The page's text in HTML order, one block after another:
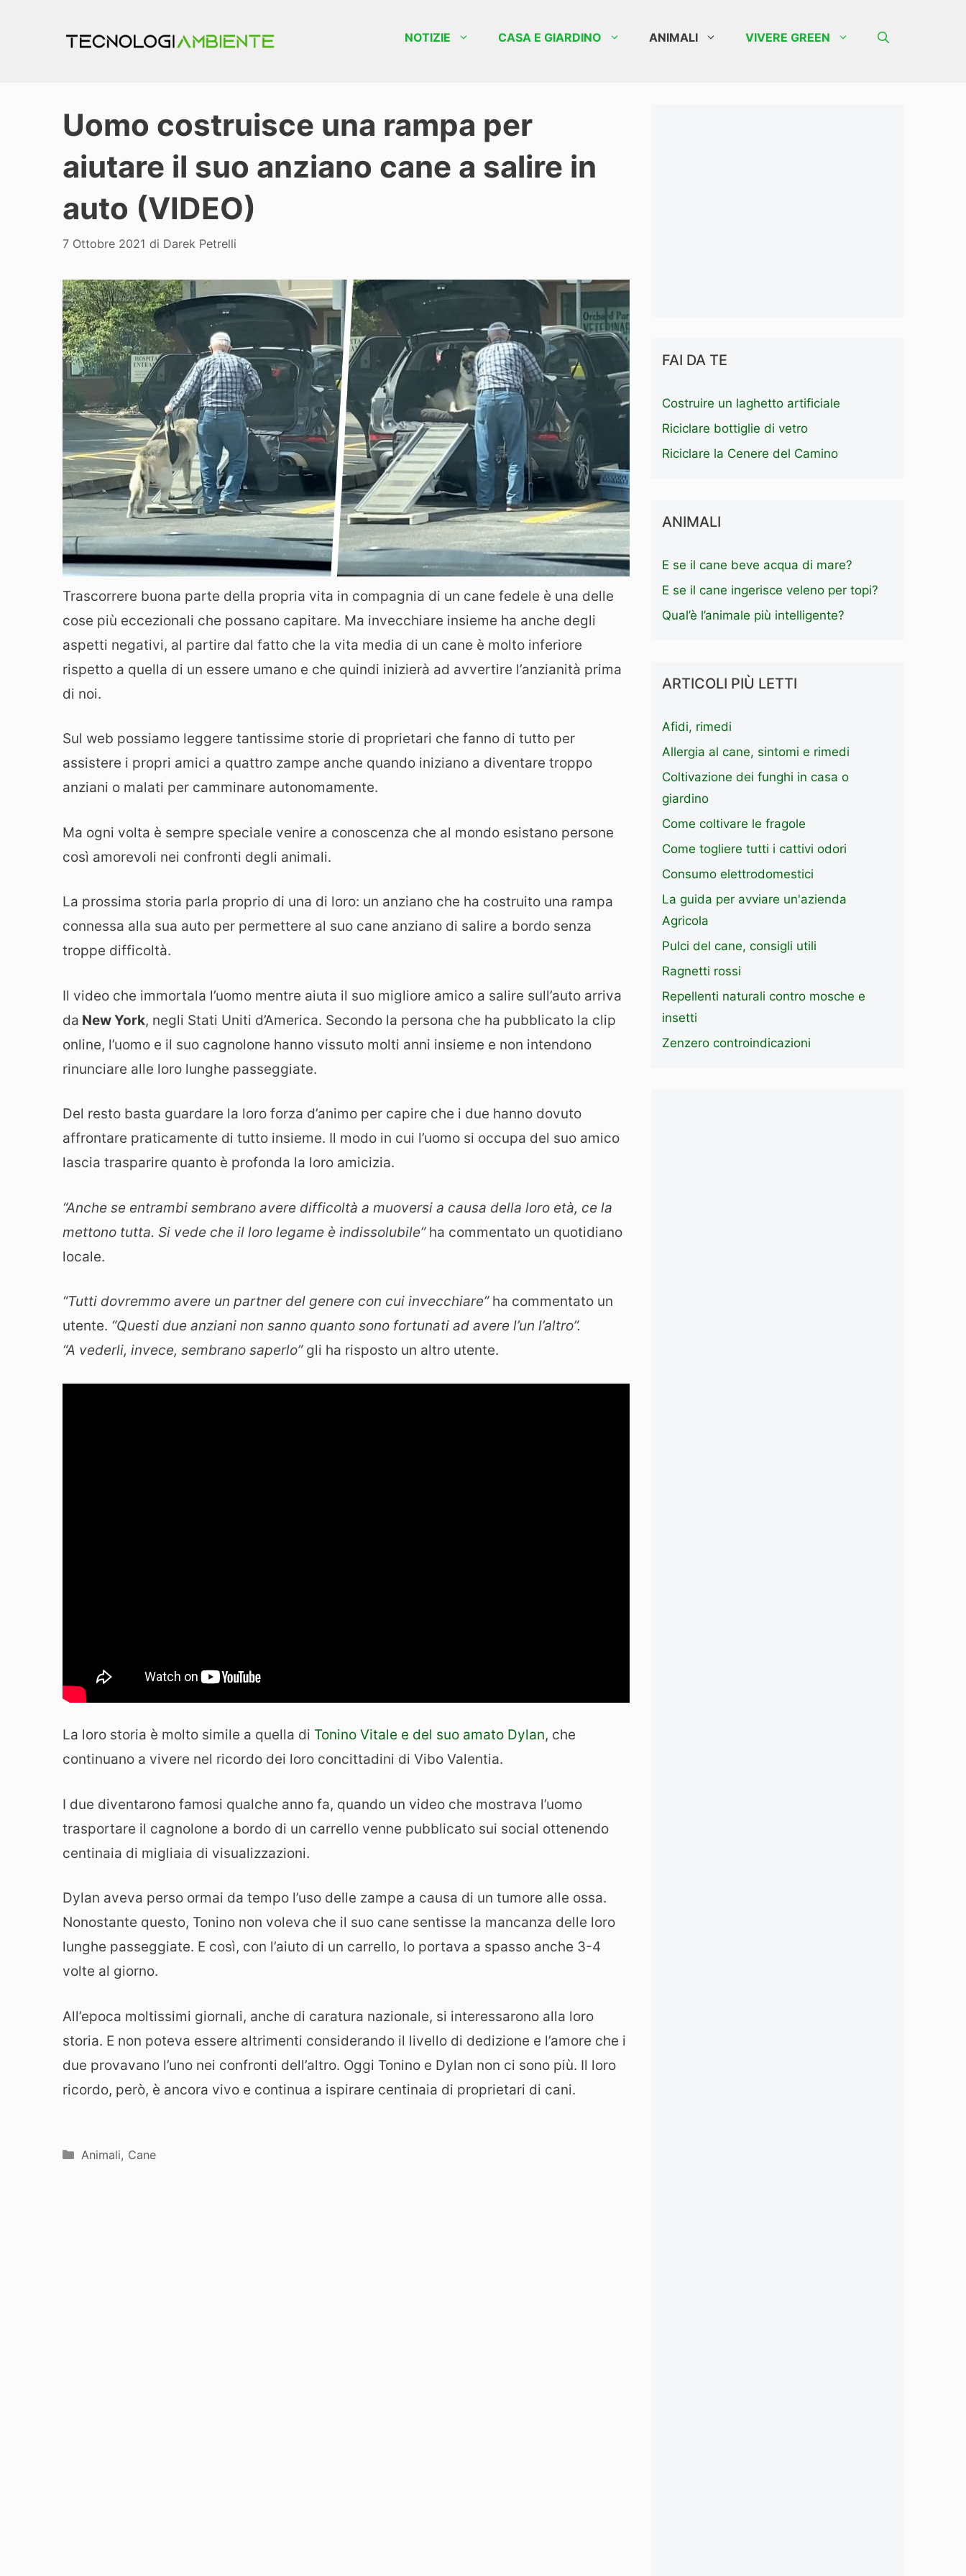
NOTIZIE CASA E GIARDINO ANIMALI VIVERE GREEN
Uomo costruisce una rampa per
aiutare il suo anziano cane a salire in
auto (VIDEO)
7 Ottobre 2021 di Darek Petrelli
Trascorrere buona parte della propria vita in compagnia di un cane fedele è una delle
cose più eccezionali che possano capitare. Ma invecchiare insieme ha anche degli
aspetti negativi, al partire dal fatto che la vita media di un cane è molto inferiore
rispetto a quella di un essere umano e che quindi inizierà ad avvertire l’anzianità prima
di noi.
Sul web possiamo leggere tantissime storie di proprietari che fanno di tutto per
assistere i propri amici a quattro zampe anche quando iniziano a diventare troppo
anziani o malati per camminare autonomamente.
Ma ogni volta è sempre speciale venire a conoscenza che al mondo esistano persone
così amorevoli nei confronti degli animali.
La prossima storia parla proprio di una di loro: un anziano che ha costruito una rampa
connessa alla sua auto per permettere al suo cane anziano di salire a bordo senza
troppe difficoltà.
Il video che immortala l’uomo mentre aiuta il suo migliore amico a salire sull’auto arriva
da New York, negli Stati Uniti d’America. Secondo la persona che ha pubblicato la clip
online, l’uomo e il suo cagnolone hanno vissuto molti anni insieme e non intendono
rinunciare alle loro lunghe passeggiate.
Del resto basta guardare la loro forza d’animo per capire che i due hanno dovuto
affrontare praticamente di tutto insieme. Il modo in cui l’uomo si occupa del suo amico
lascia trasparire quanto è profonda la loro amicizia.
“Anche se entrambi sembrano avere difficoltà a muoversi a causa della loro età, ce la
mettono tutta. Si vede che il loro legame è indissolubile”ha commentato un quotidiano
locale.
“Tutti dovremmo avere un partner del genere con cui invecchiare”ha commentato un
utente. “Questi due anziani non sanno quanto sono fortunati ad avere l’un l’altro”.
“A vederli, invece, sembrano saperlo”gli ha risposto un altro utente.
La loro storia è molto simile a quella di Tonino Vitale e del suo amato Dylan, che
continuano a vivere nel ricordo dei loro concittadini di Vibo Valentia.
I due diventarono famosi qualche anno fa, quando un video che mostrava l’uomo
trasportare il cagnolone a bordo di un carrello venne pubblicato sui social ottenendo
centinaia di migliaia di visualizzazioni.
Dylan aveva perso ormai da tempo l’uso delle zampe a causa di un tumore alle ossa.
Nonostante questo, Tonino non voleva che il suo cane sentisse la mancanza delle loro
lunghe passeggiate. E così, con l’aiuto di un carrello, lo portava a spasso anche 3-4
volte al giorno.
All’epoca moltissimi giornali, anche di caratura nazionale, si interessarono alla loro
storia. E non poteva essere altrimenti considerando il livello di dedizione e l’amore che i
due provavano l’uno nei confronti dell’altro. Oggi Tonino e Dylan non ci sono più. Il loro
ricordo, però, è ancora vivo e continua a ispirare centinaia di proprietari di cani.
Categorie
Animali, Cane
FAI DA TE
Costruire un laghetto artificiale
Riciclare bottiglie di vetro
Riciclare la Cenere del Camino
ANIMALI
E se il cane beve acqua di mare?
E se il cane ingerisce veleno per topi?
Qual’è l’animale più intelligente?
ARTICOLI PIÙ LETTI
Afidi, rimedi
Allergia al cane, sintomi e rimedi
Coltivazione dei funghi in casa o
giardino
Come coltivare le fragole
Come togliere tutti i cattivi odori
Consumo elettrodomestici
La guida per avviare un'azienda
Agricola
Pulci del cane, consigli utili
Ragnetti rossi
Repellenti naturali contro mosche e
insetti
Zenzero controindicazioni